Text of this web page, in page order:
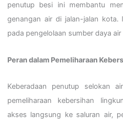
penutup besi ini membantu
genangan air di jalan-jalan kota.
pada pengelolaan sumber daya
Peran dalam Pemeliharaan
Keberadaan penutup selokan
pemeliharaan kebersihan
akses langsung ke saluran air,